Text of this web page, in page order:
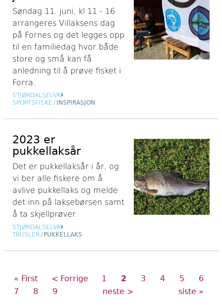
Søndag 11. juni, kl 11 - 16
arrangeres Villaksens dag
på Fornes og det legges opp
til en familiedag hvor både
store og små kan få
anledning til å prøve fisket i
Forra.
STJØRDALSELVA
SPORTSFISKE / INSPIRASJON
2023 er
pukkellaksår
Det er pukkellaksår i år, og
vi ber alle fiskere om å
avlive pukkellaks og melde
det inn på laksebørsen samt
å ta skjellprøver.
STJØRDALSELVA
TRUSLER / PUKKELLAKS
Sider
Første
« First
Forrige
< Forrige Side
1
Nåværende
2 Side
3 Side
4 Side
5 Side
6
Side
7 Side
8 Side
9
Neste
neste >
Siste
siste »